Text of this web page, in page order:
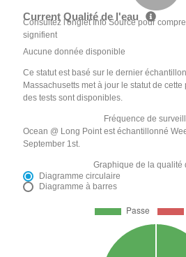
Current Qualité de l'eau
Consultez l'onglet Info Source pour
signifient
Aucune donnée disponible
Ce statut est basé sur le dernier
Massachusetts met à jour le statut de
des tests sont disponibles.
Fréquence de
Ocean @ Long Point est échantillonné
September 1st.
Graphique de la qualité
Diagramme circulaire
Diagramme à barres